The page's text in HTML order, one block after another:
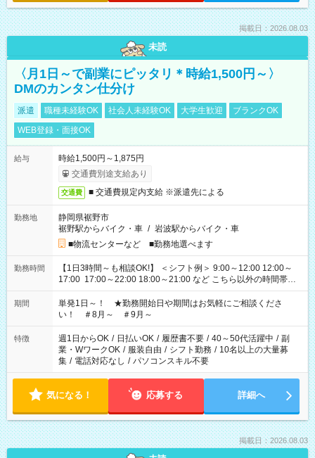
掲載日：2026.08.03
未読
〈月1日～で副業にピッタリ＊時給1,500円～〉
DMのカンタン仕分け
派遣 職種未経験OK 社会人未経験OK 大学生歓迎
ブランクOK
WEB登録・面接OK
給与
時給1,500円～1,875円
交通費別途支給あり
交通費 ■ 交通費規定内支給 ※派遣先による
勤務地
静岡県裾野市
裾野駅からバイク・車 / 岩波駅からバイク・車
■物流センターなど ■勤務地選べます
勤務時間
【1日3時間～も相談OK!】 ＜シフト例＞ 9:00～12:00 12:00～
17:00 17:00～22:00 18:00～21:00 など こちら以外の時間帯も
お気軽にご相談ください！
期間
単発1日～！ ★勤務開始日や期間はお気軽にご相談くださ
い！ ＃8月～ ＃9月～
特徴 週1日からOK / 日払いOK / 履歴書不要 / 40～50代活躍中 / 副
業・WワークOK / 服装自由 / シフト勤務 / 10名以上の大量募
集 / 電話対応なし / パソコンスキル不要
気になる！ 応募する 詳細へ
掲載日：2026.08.03